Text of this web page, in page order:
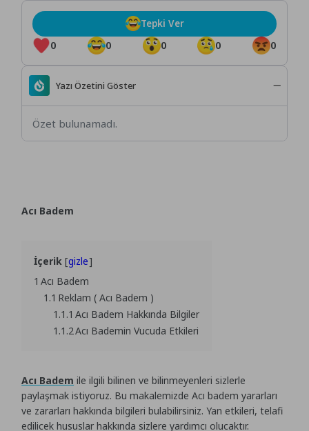
0 0 0 0 0
Tepki Ver
Yazı Özetini Göster
Özet bulunamadı.
Acı Badem
İçerik gizle
1 Acı Badem
1.1 Reklam ( Acı Badem )
1.1.1 Acı Badem Hakkında Bilgiler
1.1.2Acı Bademin Vucuda Etkileri
Acı Badem ile ilgili bilinen ve bilinmeyenleri sizlerle
paylaşmak istiyoruz. Bu makalemizde Acı badem yararları
ve zararları hakkında bilgileri bulabilirsiniz. Yan etkileri, telafi
edilicek hususlar hakkında sizlere yardımcı olucaktır.